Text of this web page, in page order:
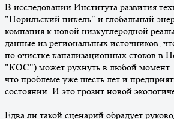
В исследовании Института развития
"Норильский никель" и глобальный
компания к новой низкуглеродной
данные из региональных источников,
по очистке канализационных стоков в
"КОС") может рухнуть в любой момент.
что проблеме уже шесть лет и
состоянии. И это грозит новой
Едва ли такой сценарий обрадует